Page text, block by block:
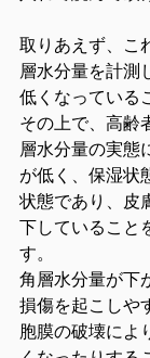
取りあえず、こ
層水分量を計測
低くなっている
その上で、高齢
層水分量の実態
が低く、保湿状
状態であり、皮
下していること
す。
角層水分量が下
損傷を起こしや
胞膜の破壊によ